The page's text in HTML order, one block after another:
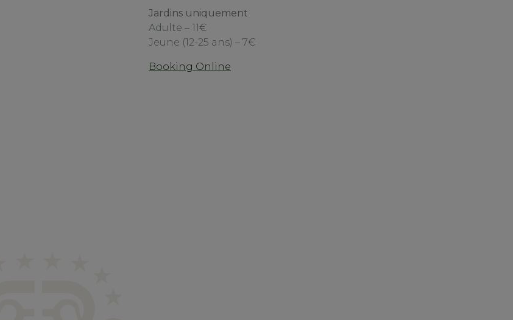
Jardins uniquement
Adulte – 11€
Jeune (12-25 ans) – 7€
Booking Online